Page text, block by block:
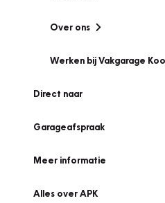
Over ons
Werken bij Vakgarage
Direct naar
Garageafspraak
Meer informatie
Alles over APK